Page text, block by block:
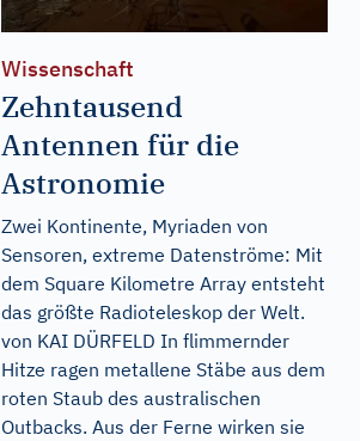
Wissenschaft
Zehntausend
Antennen für die
Astronomie
Zwei Kontinente, Myriaden von
Sensoren, extreme Datenströme: Mit
dem Square Kilometre Array entsteht
das größte Radioteleskop der Welt.
von KAI DÜRFELD In flimmernder
Hitze ragen metallene Stäbe aus dem
roten Staub des australischen
Outbacks. Aus der Ferne wirken sie